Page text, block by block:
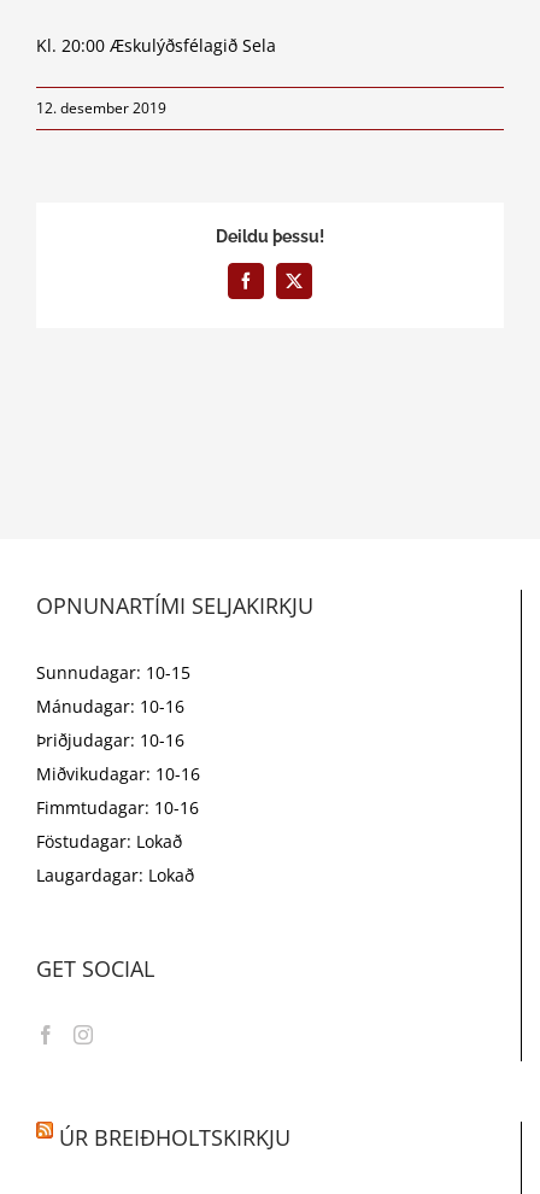
Kl. 20:00 Æskulýðsfélagið Sela
12. desember 2019
Deildu þessu!
Facebook
X
OPNUNARTÍMI SELJAKIRKJU
Sunnudagar: 10-15
Mánudagar: 10-16
Þriðjudagar: 10-16
Miðvikudagar: 10-16
Fimmtudagar: 10-16
Föstudagar: Lokað
Laugardagar: Lokað
GET SOCIAL
ÚR BREIÐHOLTSKIRKJU